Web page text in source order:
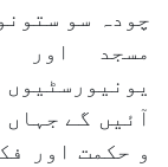
چودہ سو
مسجد اور
آئیں گے
و حکمت اور